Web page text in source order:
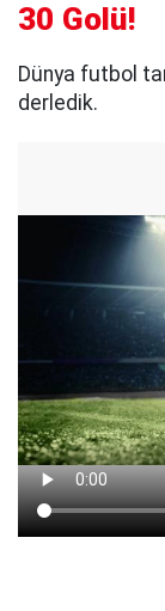
30 Golü!
Dünya futbol
derledik.